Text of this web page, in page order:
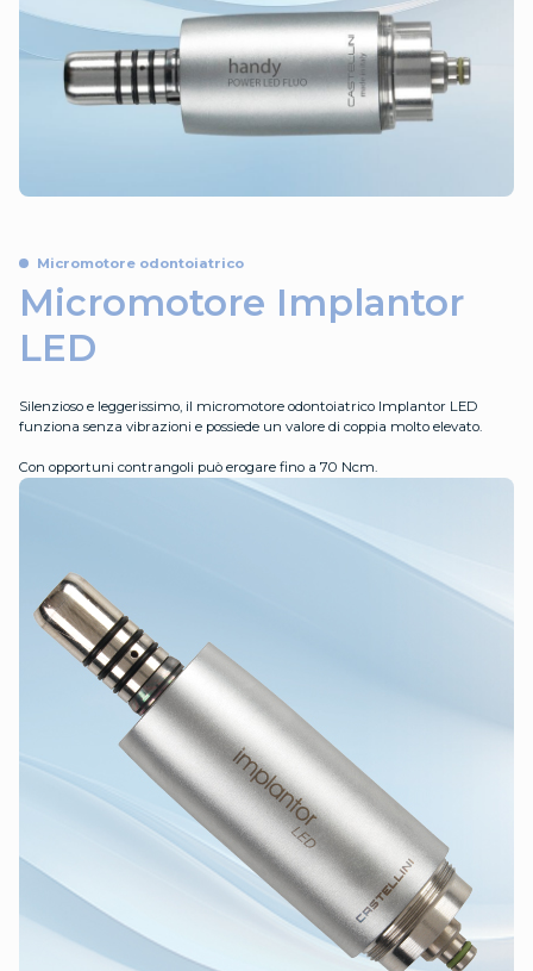
Micromotore odontoiatrico
Micromotore Implantor
LED
Silenzioso e leggerissimo, il micromotore odontoiatrico Implantor LED
funziona senza vibrazioni e possiede un valore di coppia molto elevato.
Con opportuni contrangoli può erogare fino a 70 Ncm.